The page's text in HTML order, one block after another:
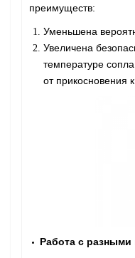
преимуществ:
Уменьшена
Увеличена
температуре
от прикосновения
Работа с разными